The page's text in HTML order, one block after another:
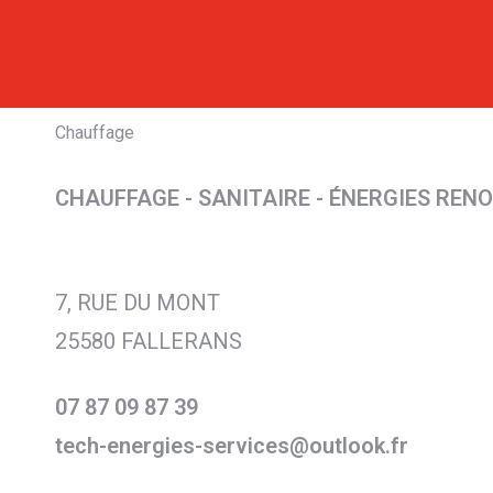
Chauffage
CHAUFFAGE - SANITAIRE - ÉNERGIES
7, RUE DU MONT
25580 FALLERANS
07 87 09 87 39
tech-energies-services@outlook.fr